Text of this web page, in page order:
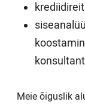
Meie õiguslik